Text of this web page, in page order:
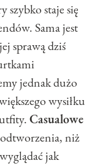
staje się
Sama jest
sprawą dziś
jednak dużo
wysiłku
Casualowe
odtworzenia, niż
jak